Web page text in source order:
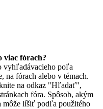
viac fórach?
vyhľadávacieho poľa
na fórach alebo v témach.
na odkaz "Hľadať",
fóra. Spôsob, akým
môže líšiť podľa použitého